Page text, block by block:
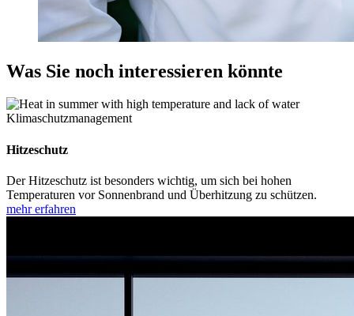
Was Sie noch interessieren könnte
Klimaschutzmanagement
Hitzeschutz
Der Hitzeschutz ist besonders wichtig, um sich bei hohen
Temperaturen vor Sonnenbrand und Überhitzung zu schützen.
mehr erfahren